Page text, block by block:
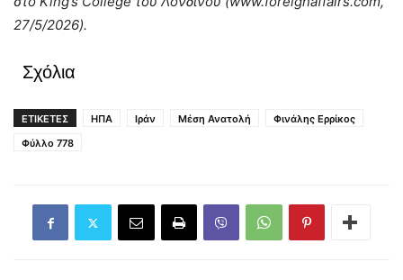
27/5/2026).
Σχόλια
ΕΤΙΚΕΤΕΣ ΗΠΑ Ιράν Μέση Ανατολή
Φινάλης Ερρίκος
Φύλλο 778